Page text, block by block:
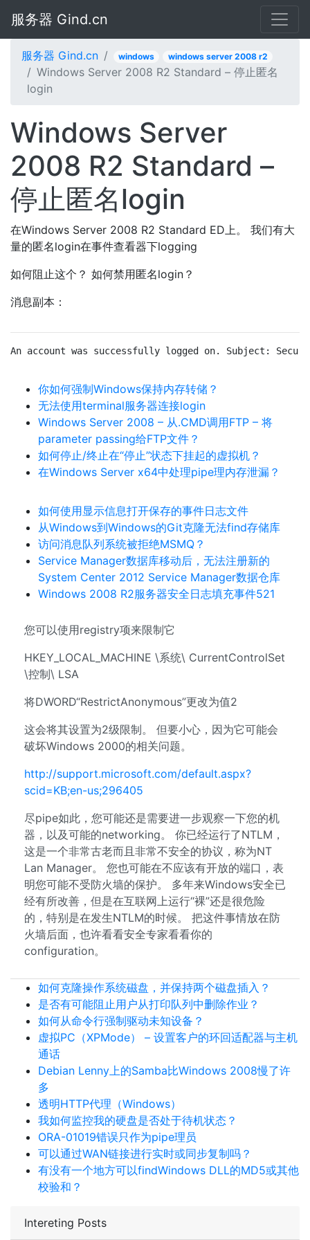
服务器 Gind.cn
服务器 Gind.cn windows windows server 2008 r2
Windows Server 2008 R2 Standard – 停止匿名
login
Intereting Posts
Windows Server
2008 R2 Standard –
停止匿名login
在Windows Server 2008 R2 Standard ED上。 我们有大
量的匿名login在事件查看器下logging
如何阻止这个？ 如何禁用匿名login？
消息副本：
An account was successfully logged on. Subject:
你如何强制Windows保持内存转储？
无法使用terminal服务器连接login
Windows Server 2008 – 从.CMD调用FTP – 将
parameter passing给FTP文件？
如何停止/终止在“停止”状态下挂起的虚拟机？
在Windows Server x64中处理pipe理内存泄漏？
如何使用显示信息打开保存的事件日志文件
从Windows到Windows的Git克隆无法find存储库
访问消息队列系统被拒绝MSMQ？
Service Manager数据库移动后，无法注册新的
System Center 2012 Service Manager数据仓库
Windows 2008 R2服务器安全日志填充事件521
您可以使用registry项来限制它
HKEY_LOCAL_MACHINE \系统\ CurrentControlSet
\控制\ LSA
将DWORD“RestrictAnonymous”更改为值2
这会将其设置为2级限制。 但要小心，因为它可能会
破坏Windows 2000的相关问题。
http://support.microsoft.com/default.aspx?
scid=KB;en-us;296405
尽pipe如此，您可能还是需要进一步观察一下您的机
器，以及可能的networking。 你已经运行了NTLM，
这是一个非常古老而且非常不安全的协议，称为NT
Lan Manager。 您也可能在不应该有开放的端口，表
明您可能不受防火墙的保护。 多年来Windows安全已
经有所改善，但是在互联网上运行“裸”还是很危险
的，特别是在发生NTLM的时候。 把这件事情放在防
火墙后面，也许看看安全专家看看你的
configuration。
如何克隆操作系统磁盘，并保持两个磁盘插入？
是否有可能阻止用户从打印队列中删除作业？
如何从命令行强制驱动未知设备？
虚拟PC（XPMode） – 设置客户的环回适配器与主机
通话
Debian Lenny上的Samba比Windows 2008慢了许
多
透明HTTP代理（Windows）
我如何监控我的硬盘是否处于待机状态？
ORA-01019错误只作为pipe理员
可以通过WAN链接进行实时或同步复制吗？
有没有一个地方可以findWindows DLL的MD5或其他
校验和？